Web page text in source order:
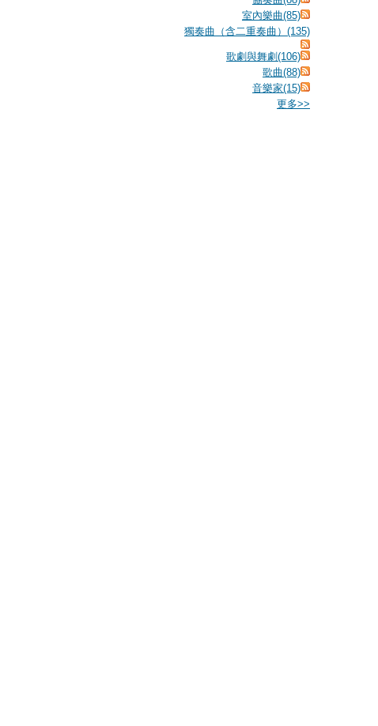
室內樂曲(85)
獨奏曲（含二重奏曲）(135)
歌劇與舞劇(106)
歌曲(88)
音樂家(15)
更多>>